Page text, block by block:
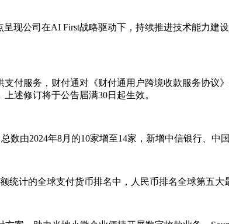
现公司在AI First战略驱动下，持续推进技术能力建
付服务，财付通对《财付通用户跨境收款服务协议
述修订将于公告届满30日起生效。
数由2024年8月的10家增至14家，新增中信银行、中
计的全球支付货币排名中，人民币排名全球第五大